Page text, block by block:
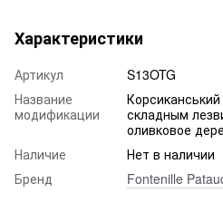
Характеристики
Артикул
S13OTG
Название
модификации
складным
оливковое
Наличие
Нет в наличии
Бренд
Fontenille